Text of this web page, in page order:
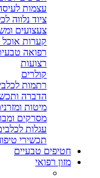
עצמות
ציוד נלווה
צעצועים
קערות אוכל
רפואה
רצועות
קולרים
רתמות
הדברה
מיטות
מסרקים
עגלות
תכשירי
חטיפים טבעיים
מזון רפואי